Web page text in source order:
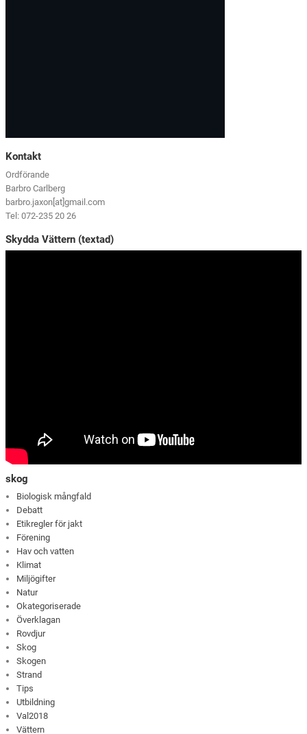
Kontakt
Ordförande
Barbro Carlberg
barbro.jaxon[at]gmail.com
Tel: 072-235 20 26
Skydda Vättern (textad)
skog
Biologisk mångfald
Debatt
Etikregler för jakt
Förening
Hav och vatten
Klimat
Miljögifter
Natur
Okategoriserade
Överklagan
Rovdjur
Skog
Skogen
Strand
Tips
Utbildning
Val2018
Vättern